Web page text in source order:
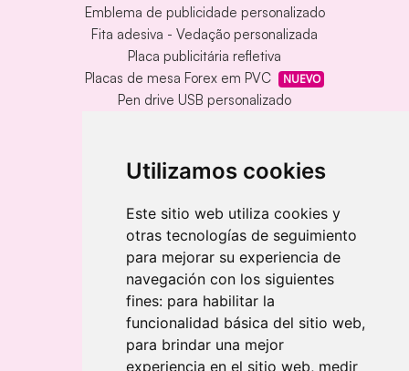
Utilizamos cookies
Este sitio web utiliza cookies y
otras tecnologías de seguimiento
para mejorar su experiencia de
navegación con los siguientes
fines: para habilitar la
funcionalidad básica del sitio web,
para brindar una mejor
experiencia en el sitio web, medir
Emblema de publicidade personalizado
Fita adesiva - Vedação personalizada
Placa publicitária refletiva
Placas de mesa Forex em PVC
NUEVO
Pen drive USB personalizado
Chaveiro redondo em madeira e metal
Chaveiro retangular em madeira clara
Banderolas
Bandeiras publicitárias
Bandeiras publicitárias
Bandeiras publicitárias